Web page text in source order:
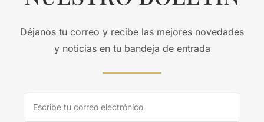
Déjanos tu correo y recibe las mejores novedades
y noticias en tu bandeja de entrada